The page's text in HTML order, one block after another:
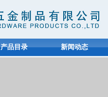
产品目录 新闻动态